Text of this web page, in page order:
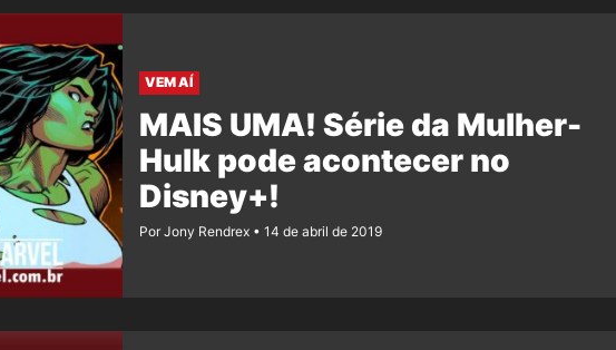
VEM AÍ
MAIS UMA! Série da Mulher-
Hulk pode acontecer no
Disney+!
Por Jony Rendrex 14 de abril de 2019